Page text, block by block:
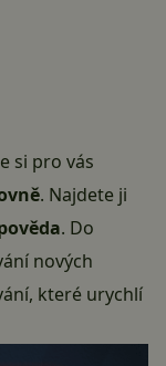
si pro vás
. Najdete ji
. Do
nových
které urychlí